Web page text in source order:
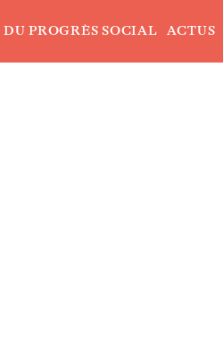
PROGRÈS SOCIAL ACTUS